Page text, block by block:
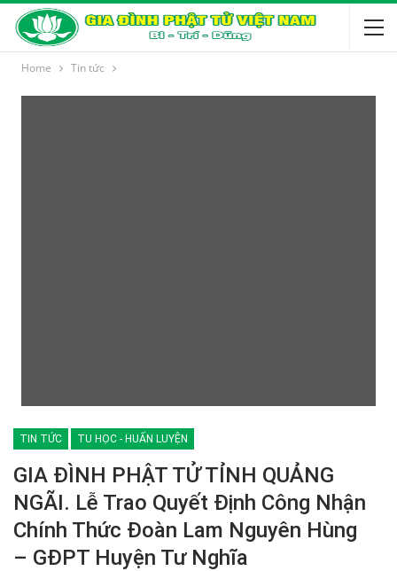
Home Tin tức
TIN TỨC TU HỌC - HUẤN LUYỆN
GIA ĐÌNH PHẬT TỬ TỈNH QUẢNG
NGÃI. Lễ Trao Quyết Định Công Nhận
Chính Thức Đoàn Lam Nguyên Hùng
– GĐPT Huyện Tư Nghĩa